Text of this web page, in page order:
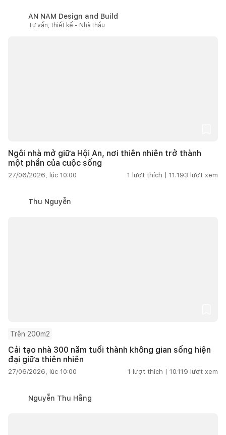
AN NAM Design and Build
Tư vấn, thiết kế - Nhà thầu
Ngôi nhà mở giữa Hội An, nơi thiên nhiên trở thành
một phần của cuộc sống
27/06/2026, lúc 10:00 1 lượt thích | 11.193 lượt xem
Thu Nguyễn
Trên 200m2
Cải tạo nhà 300 năm tuổi thành không gian sống hiện
đại giữa thiên nhiên
27/06/2026, lúc 10:00 1 lượt thích | 10.119 lượt xem
Nguyễn Thu Hằng